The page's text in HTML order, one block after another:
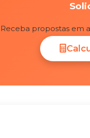
Receba propostas em